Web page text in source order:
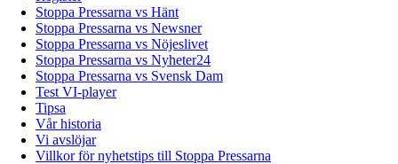
Stoppa Pressarna vs Hänt
Stoppa Pressarna vs Newsner
Stoppa Pressarna vs Nöjeslivet
Stoppa Pressarna vs Nyheter24
Stoppa Pressarna vs Svensk Dam
Test VI-player
Tipsa
Vår historia
Vi avslöjar
Villkor för nyhetstips till Stoppa Pressarna